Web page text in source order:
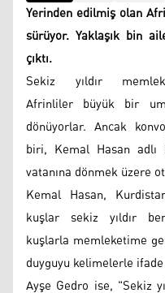
Yerinden edilmiş olan
sürüyor. Yaklaşık bin
çıktı.
Sekiz yıldır
Afrinliler büyük bir
dönüyorlar. Ancak
biri, Kemal Hasan
vatanına dönmek üzere
Kemal Hasan,
kuşlar sekiz yıldır
kuşlarla memleketime
duyguyu kelimelerle
Ayşe Gedro ise, "Sekiz